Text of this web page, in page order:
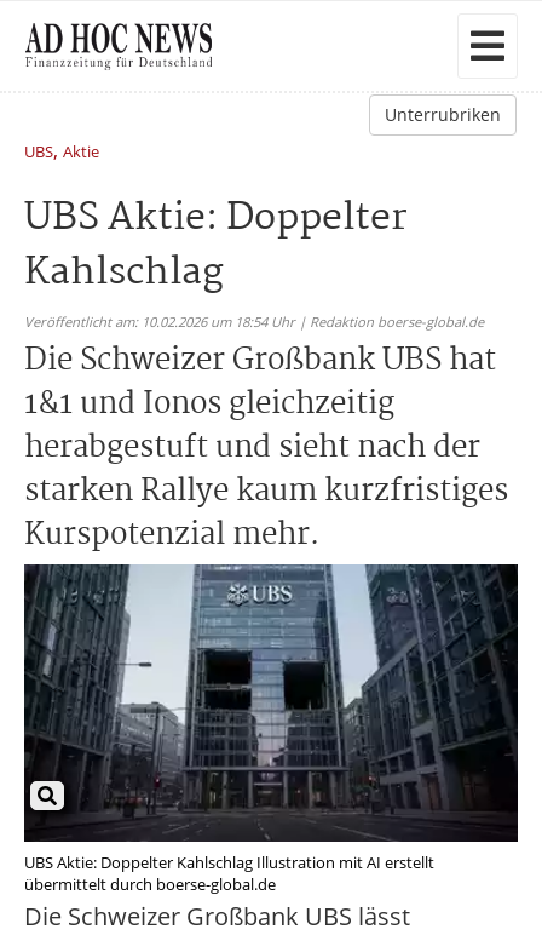
Unterrubriken
UBS, Aktie
UBS Aktie: Doppelter
Kahlschlag
Veröffentlicht am: 10.02.2026 um 18:54 Uhr | Redaktion boerse-global.de
Die Schweizer Großbank UBS hat
1&1 und Ionos gleichzeitig
herabgestuft und sieht nach der
starken Rallye kaum kurzfristiges
Kurspotenzial mehr.
UBS Aktie: Doppelter Kahlschlag Illustration mit AI erstellt
übermittelt durch boerse-global.de
Die Schweizer Großbank UBS lässt